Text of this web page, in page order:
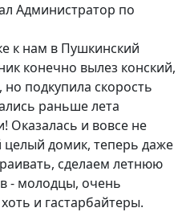
Администратор по
к нам в Пушкинский
конечно вылез конский,
подкупила скорость
раньше лета
Оказалась и вовсе не
целый домик, теперь даже
сделаем летнюю
- молодцы, очень
и гастарбайтеры.